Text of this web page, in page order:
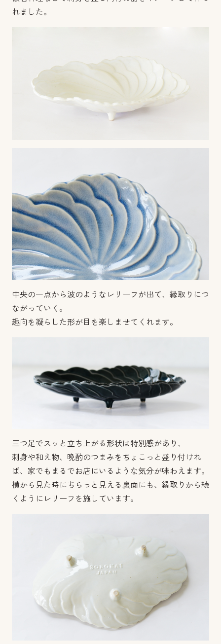
れました。
中央の一点から波のようなレリーフが出て、縁取りにつ
ながっていく。
趣向を凝らした形が目を楽しませてくれます。
三つ足でスッと立ち上がる形状は特別感があり、
刺身や和え物、晩酌のつまみをちょこっと盛り付けれ
ば、家でもまるでお店にいるような気分が味わえます。
横から見た時にちらっと見える裏面にも、縁取りから続
くようにレリーフを施しています。